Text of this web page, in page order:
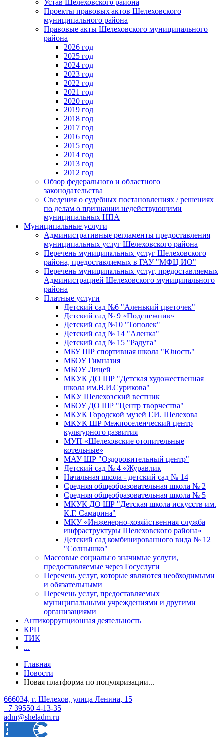
Устав Шелеховского района
Проекты правовых актов Шелеховского
муниципального района
Правовые акты Шелеховского муниципального
района
2026 год
2025 год
2024 год
2023 год
2022 год
2021 год
2020 год
2019 год
2018 год
2017 год
2016 год
2015 год
2014 год
2013 год
2012 год
Обзор федерального и областного
законодательства
Сведения о судебных постановлениях / решениях
по делам о признании недействующими
муниципальных НПА
Муниципальные услуги
Административные регламенты предоставления
муниципальных услуг Шелеховского района
Перечень муниципальных услуг Шелеховского
района, предоставляемых в ГАУ "МФЦ ИО"
Перечень муниципальных услуг, предоставляемых
Администрацией Шелеховского муниципального
района
Платные услуги
Детский сад №6 "Аленький цветочек"
Детский сад № 9 «Подснежник»
Детский сад №10 "Тополек"
Детский сад № 14 "Аленка"
Детский сад № 15 "Радуга"
МБУ ШР спортивная школа "Юность"
МБОУ Гимназия
МБОУ Лицей
МКУК ДО ШР "Детская художественная
школа им.В.И.Сурикова"
МКУ Шелеховский вестник
МБОУ ДО ШР "Центр творчества"
МКУК Городской музей Г.И. Шелехова
МКУК ШР Межпоселенческий центр
культурного развития
МУП «Шелеховские отопительные
котельные»
МАУ ШР "Оздоровительный центр"
Детский сад № 4 «Журавлик
Начальная школа - детский сад № 14
Средняя общеобразовательная школа № 2
Средняя общеобразовательная школа № 5
МКУК ДО ШР "Детская школа искусств им.
К.Г. Самарина"
МКУ «Инженерно-хозяйственная служба
инфраструктуры Шелеховского района»
Детский сад комбинированного вида № 12
"Солнышко"
Массовые социально значимые услуги,
предоставляемые через Госуслуги
Перечень услуг, которые являются необходимыми
и обязательными
Перечень услуг, предоставляемых
муниципальными учреждениями и другими
организациями
Антикоррупционная деятельность
КРП
ТИК
...
Главная
Новости
Новая платформа по популяризации...
666034, г. Шелехов, улица Ленина, 15
+7 39550 4-13-35
adm@sheladm.ru